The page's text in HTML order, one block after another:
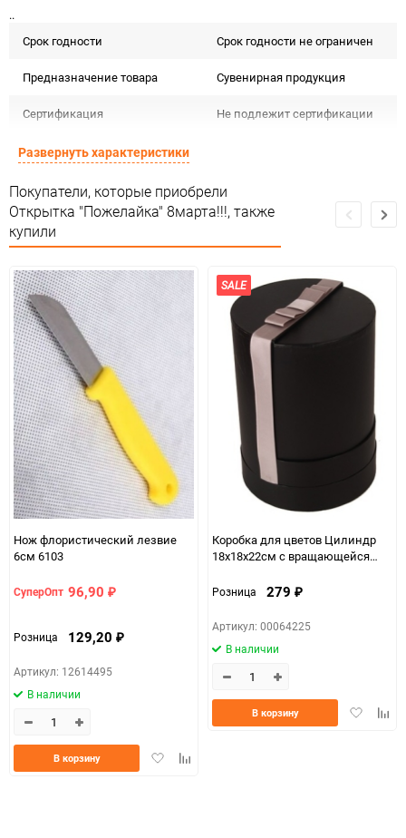
..
Срок годности
Срок годности не ограничен
Предназначение товара Сувенирная продукция
Сертификация Не подлежит сертификации
Особые условия
Минимальное количество 1
Единица измерения шт
Развернуть характеристики
Покупатели, которые приобрели
Открытка "Пожелайка" 8марта!!!, также
купили
Нож флористический лезвие
6см 6103
СуперОпт 96,90 ₽
Розница 129,20 ₽
Артикул: 12614495
В наличии
ДобавитьДобавить
В корзину
SALE
Коробка для цветов Цилиндр
18х18х22см с вращающейся
Розница 279 ₽
Артикул: 00064225
В наличии
Добавить
В корзину